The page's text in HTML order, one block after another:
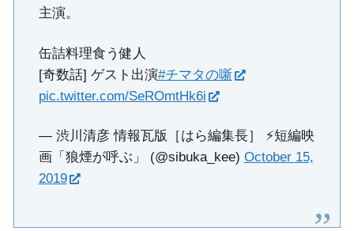
主演。
缶詰料理食う健人
[奇数話] ゲスト出演#チマタの噺
pic.twitter.com/SeROmtHk6i
— 渋川清彦 情報瓦版［はら編集長］ ⚡️短編映
画「狼煙が呼ぶ」 (@sibuka_kee) October 15,
2019